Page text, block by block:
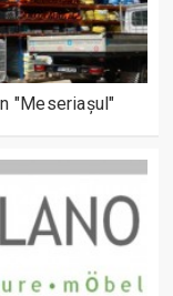
"Meseriașul"